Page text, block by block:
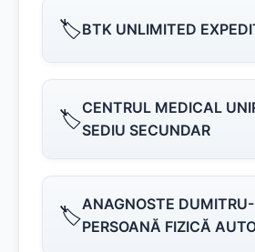
🏷️BTK UNLIMITED
🏷️CENTRUL MEDICAL
SEDIU SECUNDAR
🏷️ANAGNOSTE
PERSOANĂ FIZICĂ